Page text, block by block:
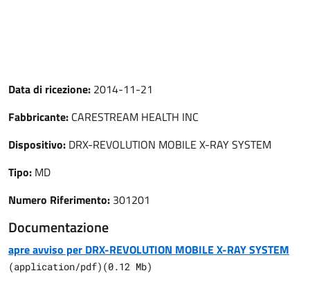
Data di ricezione: 2014-11-21
Fabbricante: CARESTREAM HEALTH INC
Dispositivo: DRX-REVOLUTION MOBILE X-RAY SYSTEM
Tipo: MD
Numero Riferimento: 301201
Documentazione
apre avviso per DRX-REVOLUTION MOBILE X-RAY SYSTEM
(application/pdf) (0.12 Mb)